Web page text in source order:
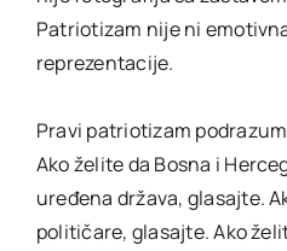
Patriotizam nije ni
reprezentacije.
Pravi patriotizam
Ako želite da Bosna i
uređena država, glasajte.
političare, glasajte. Ako